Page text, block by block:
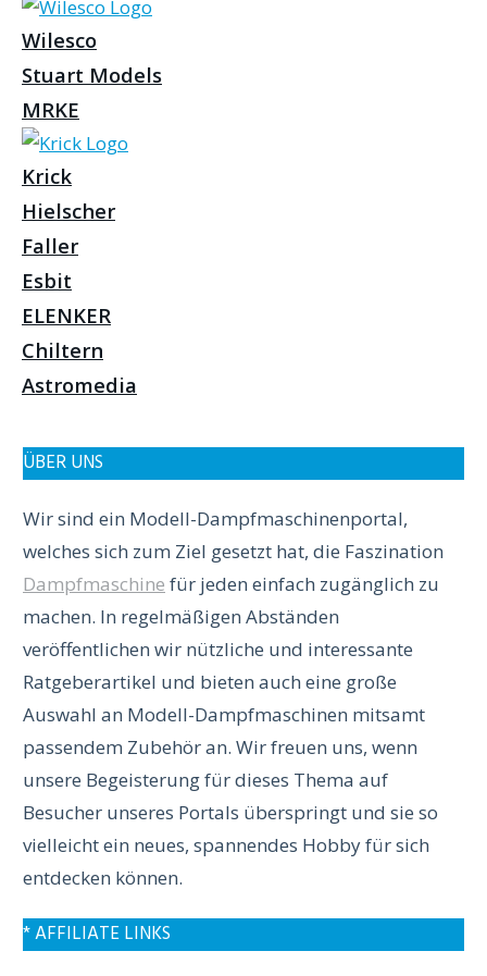
Wilesco
Stuart Models
MRKE
Krick
Hielscher
Faller
Esbit
ELENKER
Chiltern
Astromedia
ÜBER UNS
Wir sind ein Modell-Dampfmaschinenportal,
welches sich zum Ziel gesetzt hat, die Faszination
Dampfmaschine für jeden einfach zugänglich zu
machen. In regelmäßigen Abständen
veröffentlichen wir nützliche und interessante
Ratgeberartikel und bieten auch eine große
Auswahl an Modell-Dampfmaschinen mitsamt
passendem Zubehör an. Wir freuen uns, wenn
unsere Begeisterung für dieses Thema auf
Besucher unseres Portals überspringt und sie so
vielleicht ein neues, spannendes Hobby für sich
entdecken können.
* AFFILIATE LINKS